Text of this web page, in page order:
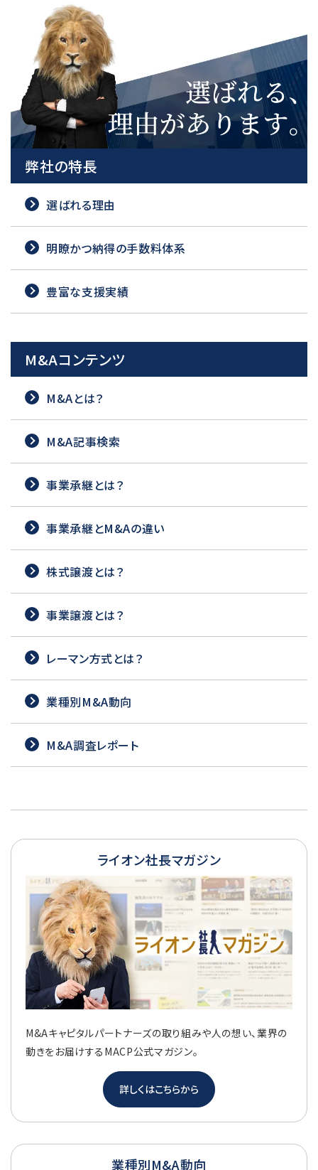
弊社の特長
選ばれる理由
明瞭かつ納得の手数料体系
豊富な支援実績
M&Aコンテンツ
M&Aとは？
M&A記事検索
事業承継とは？
事業承継とM&Aの違い
株式譲渡とは？
事業譲渡とは？
レーマン方式とは？
業種別M&A動向
M&A調査レポート
ライオン社長マガジン
M&Aキャピタルパートナーズの取り組みや人の想い、業界の
動きをお届けするMACP公式マガジン。
詳しくはこちらから
業種別M&A動向